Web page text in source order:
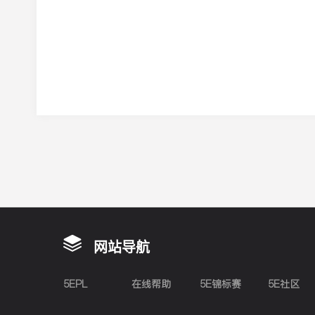
网站导航
5EPL 在线帮助 5E锦标赛 5E社区